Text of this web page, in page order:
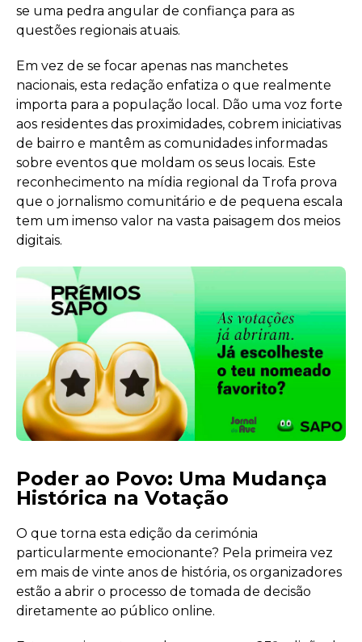
se uma pedra angular de confiança para as
questões regionais atuais.
Em vez de se focar apenas nas manchetes
nacionais, esta redação enfatiza o que realmente
importa para a população local. Dão uma voz forte
aos residentes das proximidades, cobrem iniciativas
de bairro e mantêm as comunidades informadas
sobre eventos que moldam os seus locais. Este
reconhecimento na mídia regional da Trofa prova
que o jornalismo comunitário e de pequena escala
tem um imenso valor na vasta paisagem dos meios
digitais.
Poder ao Povo: Uma Mudança
Histórica na Votação
O que torna esta edição da cerimónia
particularmente emocionante? Pela primeira vez
em mais de vinte anos de história, os organizadores
estão a abrir o processo de tomada de decisão
diretamente ao público online.